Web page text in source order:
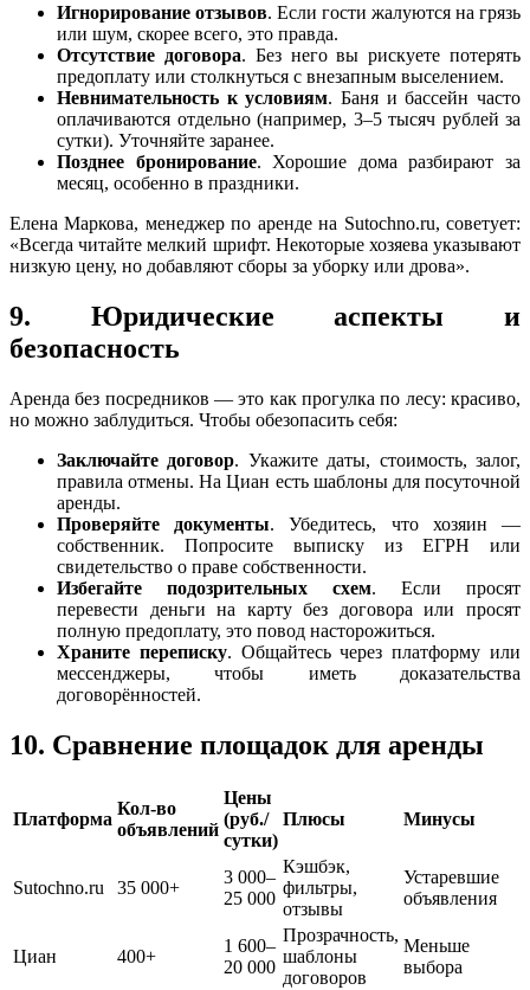
Игнорирование отзывов. Если гости жалуются на грязь
или шум, скорее всего, это правда.
Отсутствие договора. Без него вы рискуете потерять
предоплату или столкнуться с внезапным выселением.
Невнимательность к условиям. Баня и бассейн часто
оплачиваются отдельно (например, 3–5 тысяч рублей за
сутки). Уточняйте заранее.
Позднее бронирование. Хорошие дома разбирают за
месяц, особенно в праздники.
Елена Маркова, менеджер по аренде на Sutochno.ru, советует:
«Всегда читайте мелкий шрифт. Некоторые хозяева указывают
низкую цену, но добавляют сборы за уборку или дрова».
9. Юридические аспекты и
безопасность
Аренда без посредников — это как прогулка по лесу: красиво,
но можно заблудиться. Чтобы обезопасить себя:
Заключайте договор. Укажите даты, стоимость, залог,
правила отмены. На Циан есть шаблоны для посуточной
аренды.
Проверяйте документы. Убедитесь, что хозяин —
собственник. Попросите выписку из ЕГРН или
свидетельство о праве собственности.
Избегайте подозрительных схем. Если просят
перевести деньги на карту без договора или просят
полную предоплату, это повод насторожиться.
Храните переписку. Общайтесь через платформу или
мессенджеры, чтобы иметь доказательства
договорённостей.
10. Сравнение площадок для аренды
Платформа
Кол-во
объявлений
Цены
(руб./
сутки)
Плюсы Минусы
Sutochno.ru 35 000+
3 000–
25 000
Кэшбэк,
фильтры,
отзывы
Устаревшие
объявления
Циан 400+
1 600–
20 000
Прозрачность,
шаблоны
договоров
Меньше
выбора